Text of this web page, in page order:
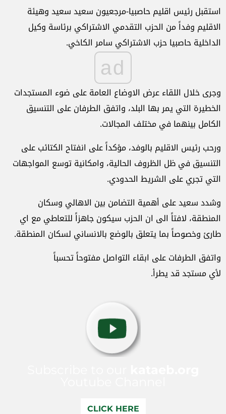
استقبل رئيس اقليم حاصبيا-مرجعيون سعيد سعيد وهيئة
الاقليم وفداً من الحزب التقدمي الاشتراكي برئاسة وكيل
الداخلية حاصبيا حزب الاشتراكي سامر الكاخي.
ad
وجرى خلال اللقاء عرض الاوضاع العامة على ضوء المستجدات
الخطيرة التي يمر بها البلد، واتفق الطرفان على التنسيق
الكامل بينهما في مختلف المجالات.
ورحب رئيس الاقليم بالوفد، مؤكداً على انفتاح الكتائب على
التنسيق في ظل الظروف الحالية، وامكانية توسع المواجهات
التي تجري على الشريط الحدودي.
وشدد سعيد على أهمية التضامن بين الاهالي وسكان
المنطقة، لافتاً الى ان الحزب سيكون جاهزاً للتعاطي مع اي
طارئ وخصوصاً بما يتعلق بالوضع بالانساني لسكان المنطقة.
واتفق الطرفات على ابقاء التواصل مفتوحاً تحسباً
لأي مستجد قد يطرأ.
CLICK HERE